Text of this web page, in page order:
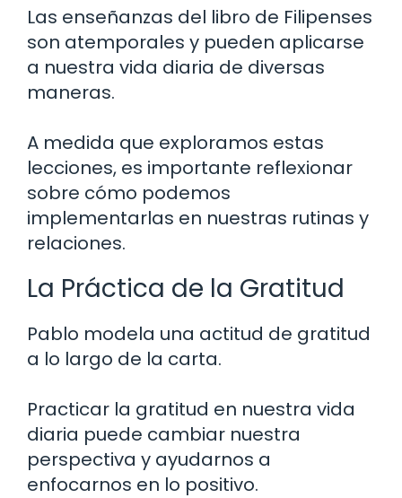
Las enseñanzas del libro de Filipenses
son atemporales y pueden aplicarse
a nuestra vida diaria de diversas
maneras.
A medida que exploramos estas
lecciones, es importante reflexionar
sobre cómo podemos
implementarlas en nuestras rutinas y
relaciones.
La Práctica de la Gratitud
Pablo modela una actitud de gratitud
a lo largo de la carta.
Practicar la gratitud en nuestra vida
diaria puede cambiar nuestra
perspectiva y ayudarnos a
enfocarnos en lo positivo.